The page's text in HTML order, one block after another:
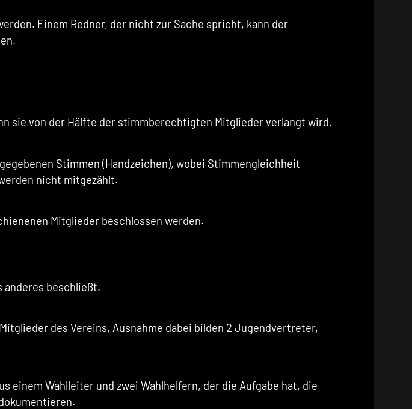
Einem Redner, der nicht zur Sache spricht, kann der
sie von der Hälfte der stimmberechtigten Mitglieder verlangt wird.
Stimmen (Handzeichen), wobei Stimmengleichheit
nicht mitgezählt.
Mitglieder beschlossen werden.
anderes beschließt.
des Vereins, Ausnahme dabei bilden 2 Jugendvertreter,
einem Wahlleiter und zwei Wahlhelfern, der die Aufgabe hat, die